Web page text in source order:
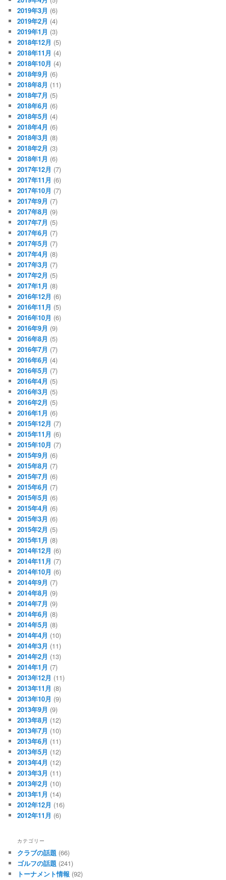
2019年3月 (6)
2019年2月 (4)
2019年1月 (3)
2018年12月 (5)
2018年11月 (4)
2018年10月 (4)
2018年9月 (6)
2018年8月 (11)
2018年7月 (5)
2018年6月 (6)
2018年5月 (4)
2018年4月 (6)
2018年3月 (8)
2018年2月 (3)
2018年1月 (6)
2017年12月 (7)
2017年11月 (6)
2017年10月 (7)
2017年9月 (7)
2017年8月 (9)
2017年7月 (5)
2017年6月 (7)
2017年5月 (7)
2017年4月 (8)
2017年3月 (7)
2017年2月 (5)
2017年1月 (8)
2016年12月 (6)
2016年11月 (5)
2016年10月 (6)
2016年9月 (9)
2016年8月 (5)
2016年7月 (7)
2016年6月 (4)
2016年5月 (7)
2016年4月 (5)
2016年3月 (5)
2016年2月 (5)
2016年1月 (6)
2015年12月 (7)
2015年11月 (6)
2015年10月 (7)
2015年9月 (6)
2015年8月 (7)
2015年7月 (6)
2015年6月 (7)
2015年5月 (6)
2015年4月 (6)
2015年3月 (6)
2015年2月 (5)
2015年1月 (8)
2014年12月 (6)
2014年11月 (7)
2014年10月 (6)
2014年9月 (7)
2014年8月 (9)
2014年7月 (9)
2014年6月 (8)
2014年5月 (8)
2014年4月 (10)
2014年3月 (11)
2014年2月 (13)
2014年1月 (7)
2013年12月 (11)
2013年11月 (8)
2013年10月 (9)
2013年9月 (9)
2013年8月 (12)
2013年7月 (10)
2013年6月 (11)
2013年5月 (12)
2013年4月 (12)
2013年3月 (11)
2013年2月 (10)
2013年1月 (14)
2012年12月 (16)
2012年11月 (6)
カテゴリー
クラブの話題 (66)
ゴルフの話題 (241)
トーナメント情報 (92)